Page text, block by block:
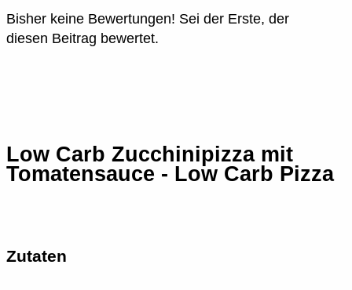
Bisher keine Bewertungen! Sei der Erste, der
diesen Beitrag bewertet.
Low Carb Zucchinipizza mit
Tomatensauce - Low Carb Pizza
Zutaten